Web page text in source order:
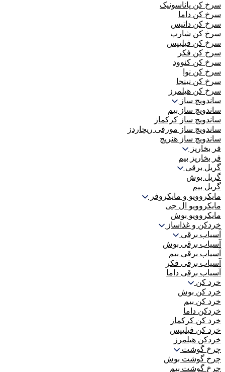
سرخ کن پاناسونیک
سرخ کن داما
سرخ کن داتیس
سرخ کن شارپ
سرخ کن فیلیپس
سرخ کن فکر
سرخ کن کنوود
سرخ کن نوا
سرخ کن نینجا
سرخ کن هیلمرز
ساندویچ ساز
ساندویچ ساز بیم
ساندویچ ساز کرکماز
ساندویچ ساز مورفی ریچاردز
ساندویچ ساز هنریچ
فر بخارپز
فر بخارپز بیم
گریل برقی
گریل بوش
گریل بیم
مایکروویو و مایکروفر
مایکروویو ال جی
مایکروویو بوش
خردکن و غذاساز
آسیاب برقی
آسیاب برقی بوش
آسیاب برقی بیم
آسیاب برقی فکر
آسیاب برقی داما
خرد کن
خرد کن بوش
خرد کن بیم
خردکن داما
خرد کن کرکماز
خرد کن فیلیپس
خردکن هیلمرز
چرخ گوشت
چرخ گوشت بوش
چرخ گوشت بیم